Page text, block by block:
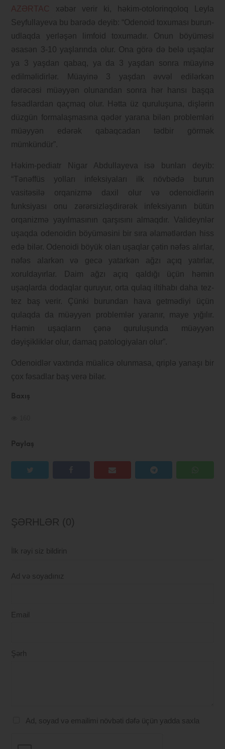
Baxış
Paylaş
AZƏRTAC
xəbər verir ki, həkim-otolorinqoloq Leyla
Seyfullayeva bu barədə deyib: “Odenoid toxuması burun-
udlaqda yerləşən limfoid toxumadır. Onun böyüməsi
əsasən 3-10 yaşlarında olur. Ona görə də belə uşaqlar
ya 3 yaşdan qabaq, ya da 3 yaşdan sonra müayinə
edilməlidirlər. Müayinə 3 yaşdan əvvəl edilərkən
dərəcəsi müəyyən olunandan sonra hər hansı başqa
fəsadlardan qaçmaq olur. Hətta üz quruluşuna, dişlərin
düzgün formalaşmasına qədər yarana bilən problemləri
müəyyən edərək qabaqcadan tədbir görmək
mümkündür”.
Həkim-pediatr Nigar Abdullayeva isə bunları deyib:
“Tənəffüs yolları infeksiyaları ilk növbədə burun
vasitəsilə orqanizmə daxil olur və odenoidlərin
funksiyası onu zərərsizləşdirərək infeksiyanın bütün
orqanizmə yayılmasının qarşısını almaqdır. Valideynlər
uşaqda odenoidin böyüməsini bir sıra əlamətlərdən hiss
edə bilər. Odenoidi böyük olan uşaqlar çətin nəfəs alırlar,
nəfəs alarkən və gecə yatarkən ağzı açıq yatırlar,
xoruldayırlar. Daim ağzı açıq qaldığı üçün həmin
uşaqlarda dodaqlar quruyur, orta qulaq iltihabı daha tez-
tez baş verir. Çünki burundan hava getmədiyi üçün
qulaqda da müəyyən problemlər yaranır, maye yığılır.
Həmin uşaqların çənə quruluşunda müəyyən
dəyişikliklər olur, damaq patologiyaları olur”.
Odenoidlər vaxtında müalicə olunmasa, qriplə yanaşı bir
çox fəsadlar baş verə bilər.
ŞƏRHLƏR (0)
İlk rəyi siz bildirin
Ad və soyadınız
Email
Şərh
Ad, soyad və emailimi növbəti dəfə üçün yadda saxla